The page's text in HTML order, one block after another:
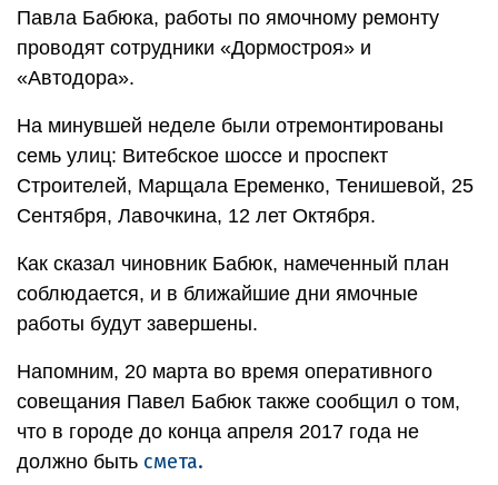
Павла Бабюка, работы по ямочному ремонту
проводят сотрудники «Дормостроя» и
«Автодора».
На минувшей неделе были отремонтированы
семь улиц: Витебское шоссе и проспект
Строителей, Марщала Еременко, Тенишевой, 25
Сентября, Лавочкина, 12 лет Октября.
Как сказал чиновник Бабюк, намеченный план
соблюдается, и в ближайшие дни ямочные
работы будут завершены.
Напомним, 20 марта во время оперативного
совещания Павел Бабюк также сообщил о том,
что в городе до конца апреля 2017 года не
должно быть смета.